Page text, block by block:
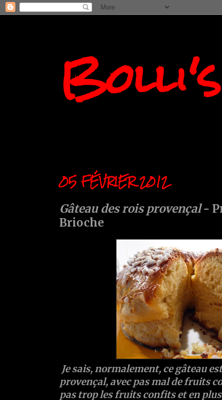
05 FÉVRIER 2012
Gâteau des rois provençal-
Brioche
Je sais, normalement, ce gâteau
provençal, avec pas mal de fruits
pas trop les fruits confits et en